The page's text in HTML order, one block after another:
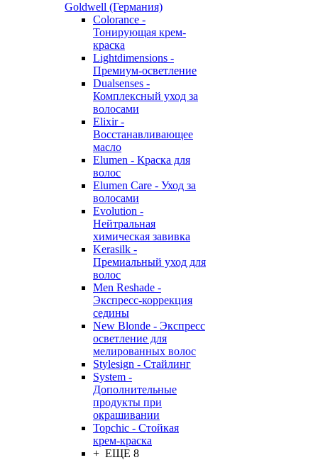
Goldwell (Германия)
Colorance -
Тонирующая крем-
краска
Lightdimensions -
Премиум-осветление
Dualsenses -
Комплексный уход за
волосами
Elixir -
Восстанавливающее
масло
Elumen - Краска для
волос
Elumen Care - Уход за
волосами
Evolution -
Нейтральная
химическая завивка
Kerasilk -
Премиальный уход для
волос
Men Reshade -
Экспресс-коррекция
седины
New Blonde - Экспресс
осветление для
мелированных волос
Stylesign - Стайлинг
System -
Дополнительные
продукты при
окрашивании
Topchic - Стойкая
крем-краска
+ ЕЩЕ 8